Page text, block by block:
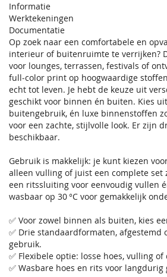
Informatie
Werktekeningen
Documentatie
Op zoek naar een comfortabele en
interieur of buitenruimte te verrijken?
voor lounges, terrassen, festivals of
full‑color print op hoogwaardige
echt tot leven. Je hebt de keuze uit
geschikt voor binnen én buiten. Kies
buitengebruik, én luxe binnenstoffen
voor een zachte, stijlvolle look. Er zijn
beschikbaar.
Gebruik is makkelijk: je kunt kiezen
alleen vulling of juist een complete set
een ritssluiting voor eenvoudig vullen
wasbaar op 30 °C voor gemakkelijk
✅ Voor zowel binnen als buiten, kies
✅ Drie standaardformaten, afgestemd
gebruik.
✅ Flexibele optie: losse hoes, vulling of
✅ Wasbare hoes en rits voor langdurig